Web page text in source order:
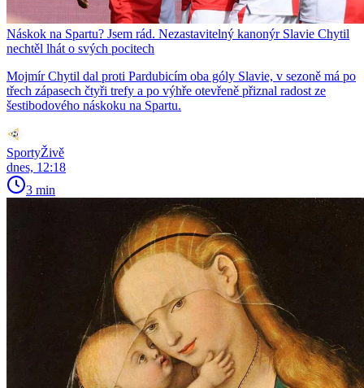
Náskok na Spartu? Jsem rád. Nezastavitelný kanonýr Slavie Chytil
nechtěl lhát o svých pocitech
Mojmír Chytil dal proti Pardubicím oba góly Slavie, v sezoně má po
třech zápasech čtyři trefy a po výhře otevřeně přiznal radost ze
šestibodového náskoku na Spartu.
SportyŽivě
dnes, 12:18
3 min